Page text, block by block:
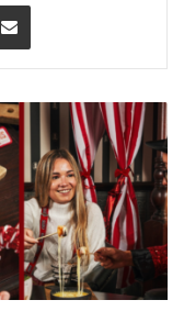
Partager par email